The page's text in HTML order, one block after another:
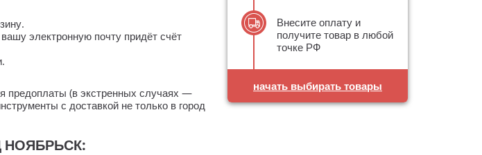
электронную почту придёт счёт
предоплаты (в экстренных случаях —
с доставкой не только в город
Внесите оплату и
получите товар в любой
точке РФ
начать выбирать товары